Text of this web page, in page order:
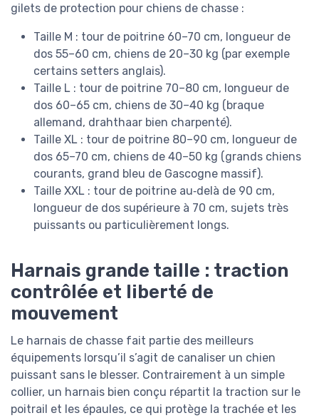
gilets de protection pour chiens de chasse :
Taille M : tour de poitrine 60–70 cm, longueur de
dos 55–60 cm, chiens de 20–30 kg (par exemple
certains setters anglais).
Taille L : tour de poitrine 70–80 cm, longueur de
dos 60–65 cm, chiens de 30–40 kg (braque
allemand, drahthaar bien charpenté).
Taille XL : tour de poitrine 80–90 cm, longueur de
dos 65–70 cm, chiens de 40–50 kg (grands chiens
courants, grand bleu de Gascogne massif).
Taille XXL : tour de poitrine au‑delà de 90 cm,
longueur de dos supérieure à 70 cm, sujets très
puissants ou particulièrement longs.
Harnais grande taille : traction
contrôlée et liberté de
mouvement
Le harnais de chasse fait partie des meilleurs
équipements lorsqu’il s’agit de canaliser un chien
puissant sans le blesser. Contrairement à un simple
collier, un harnais bien conçu répartit la traction sur le
poitrail et les épaules, ce qui protège la trachée et les